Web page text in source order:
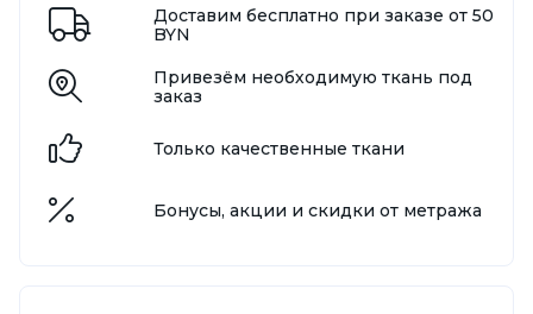
Доставим бесплатно при заказе от 50
BYN
Привезём необходимую ткань под
заказ
Только качественные ткани
Бонусы, акции и скидки от метража